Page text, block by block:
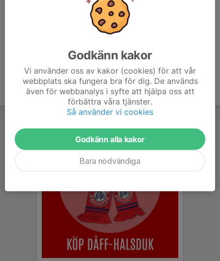
Godkänn kakor
Vi använder oss av kakor (cookies) för att vår
webbplats ska fungera bra för dig. De används
även för webbanalys i syfte att hjälpa oss att
förbättra våra tjänster.
Så använder vi cookies
Godkänn alla kakor
Bara nödvändiga